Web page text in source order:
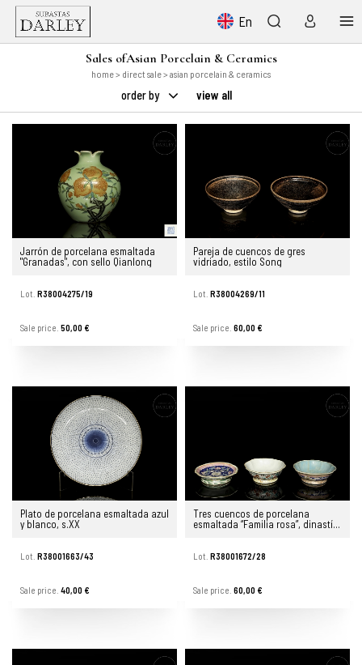
En
Sales ofAsian Porcelain & Ceramics
home> direct sale> asian porcelain & ceramics
order by view all
Jarrón de porcelana esmaltada
"Granadas", con sello Qianlong
Lot. R38004275/19
Sale price. 50,00 €
Pareja de cuencos de gres
vidriado, estilo Song
Lot. R38004269/11
Sale price. 60,00 €
Plato de porcelana esmaltada azul
y blanco, s.XX
Lot. R38001663/43
Sale price. 40,00 €
Tres cuencos de porcelana
esmaltada “Familia rosa”, dinastía
Lot. R38001672/28
Sale price. 60,00 €